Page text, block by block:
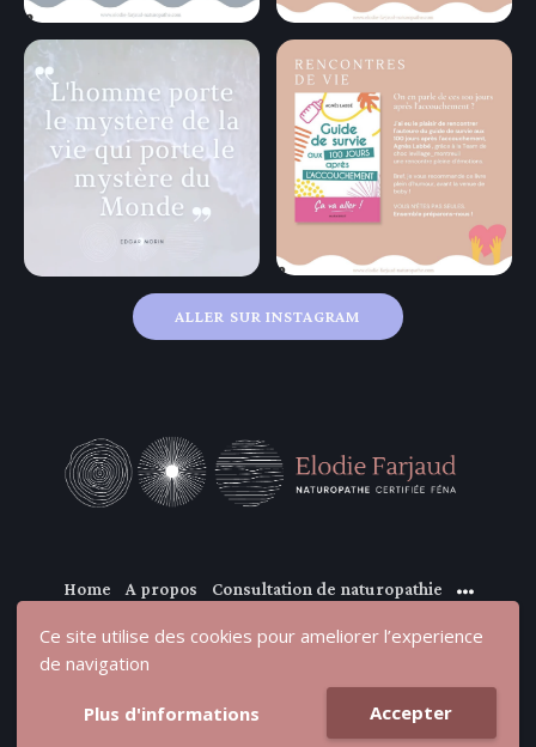
Ce site utilise des cookies pour ameliorer l’experience
de navigation
Plus d'informations Accepter
ALLER SUR INSTAGRAM
Home A propos Consultation de naturopathie